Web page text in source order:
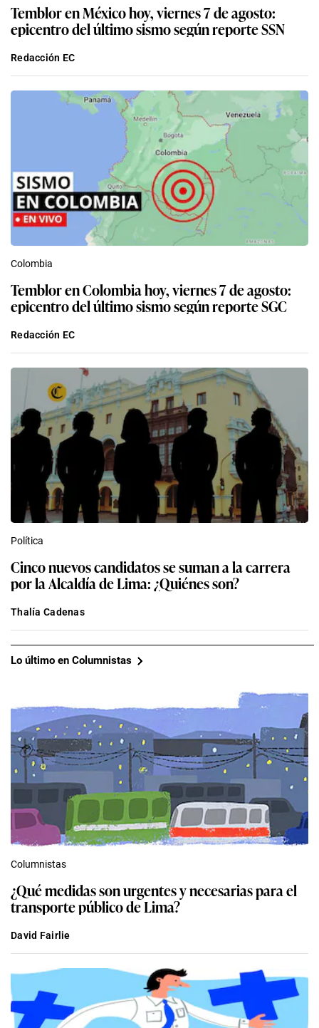
Temblor en México hoy, viernes 7 de agosto:
epicentro del último sismo según reporte SSN
Redacción EC
Colombia
Temblor en Colombia hoy, viernes 7 de agosto:
epicentro del último sismo según reporte SGC
Redacción EC
Política
Cinco nuevos candidatos se suman a la carrera
por la Alcaldía de Lima: ¿Quiénes son?
Thalía Cadenas
Lo último en Columnistas
Columnistas
¿Qué medidas son urgentes y necesarias para el
transporte público de Lima?
David Fairlie